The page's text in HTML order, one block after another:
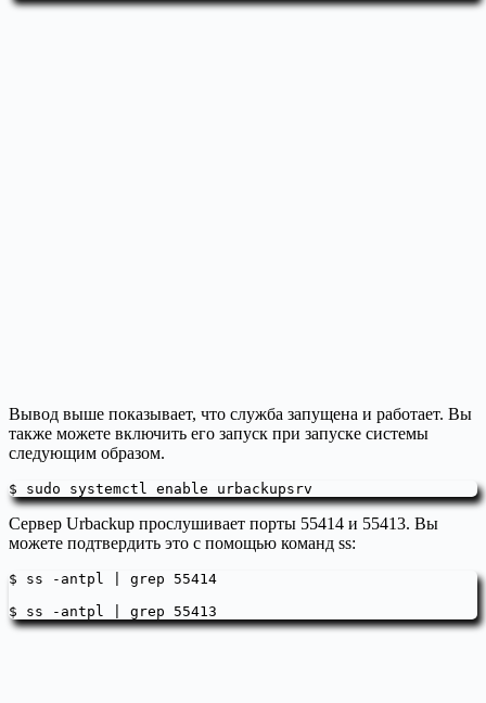
Вывод выше показывает, что служба запущена и работает. Вы
также можете включить его запуск при запуске системы
следующим образом.
$ sudo systemctl enable urbackupsrv
Сервер Urbackup прослушивает порты 55414 и 55413. Вы
можете подтвердить это с помощью команд ss:
$ ss -antpl | grep 55414
$ ss -antpl | grep 55413